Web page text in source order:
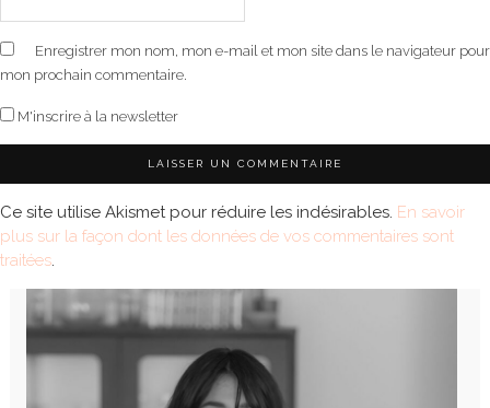
Enregistrer mon nom, mon e-mail et mon site dans le navigateur pour
mon prochain commentaire.
M'inscrire à la newsletter
Ce site utilise Akismet pour réduire les indésirables. En savoir
plus sur la façon dont les données de vos commentaires sont
traitées.